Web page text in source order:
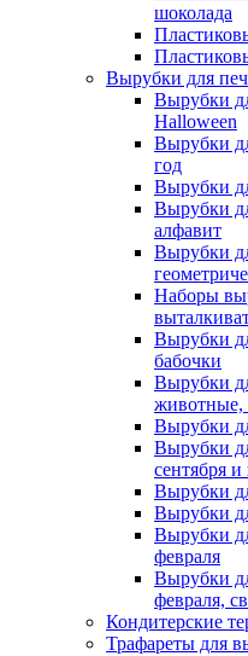
шоколада
Вырубки для
Вырубки
Halloween
Вырубки
год
Вырубки
Вырубки
алфавит
Вырубки
Наборы
Вырубки
бабочки
Вырубки
Вырубки
Вырубки
сентября
Вырубки
Вырубки
Вырубки
февраля
Вырубки
февраля,
Кондитерские
Трафареты для